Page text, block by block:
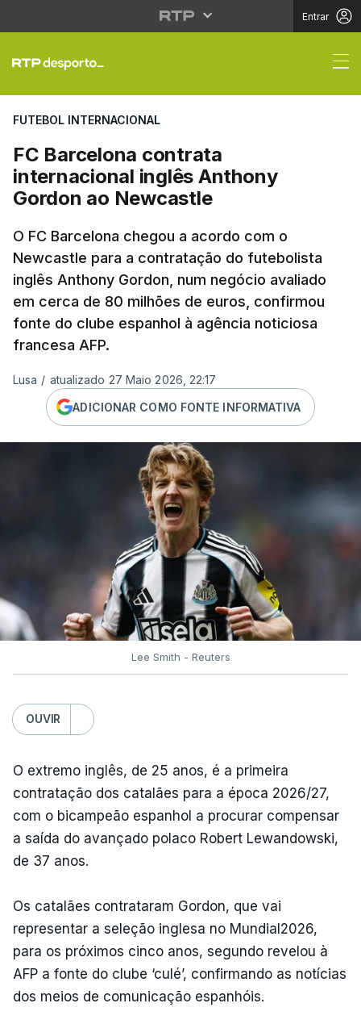
Entrar
FC Barcelona
FUTEBOL INTERNACIONAL
FC Barcelona contrata
internacional inglês Anthony
Gordon ao Newcastle
O FC Barcelona chegou a acordo com o
Newcastle para a contratação do futebolista
inglês Anthony Gordon, num negócio avaliado
em cerca de 80 milhões de euros, confirmou
fonte do clube espanhol à agência noticiosa
francesa AFP.
Lusa / atualizado 27 Maio 2026, 22:17
ADICIONAR COMO FONTE INFORMATIVA
Lee Smith - Reuters
OUVIR
O extremo inglês, de 25 anos, é a primeira
contratação dos catalães para a época 2026/27,
com o bicampeão espanhol a procurar compensar
a saída do avançado polaco Robert Lewandowski,
de 37 anos.
Os catalães contrataram Gordon, que vai
representar a seleção inglesa no Mundial2026,
para os próximos cinco anos, segundo revelou à
AFP a fonte do clube ‘culé’, confirmando as notícias
dos meios de comunicação espanhóis.